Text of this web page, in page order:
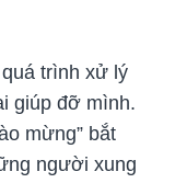
trình xử lý
giúp đỡ mình.
mừng” bắt
người xung